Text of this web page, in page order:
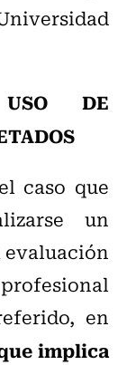
DE
caso que
un
en
implica